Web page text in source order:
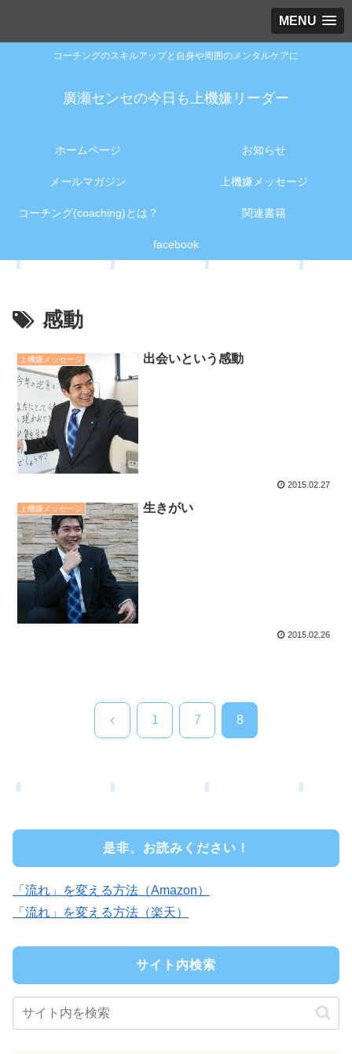
MENU
コーチングのスキルアップと自身や周囲のメンタルケアに
廣瀬センセの今日も上機嫌リーダー
ホームページ お知らせ
メールマガジン 上機嫌メッセージ
コーチング(coaching)とは？ 関連書籍
facebook
感動
上機嫌メッセージ 出会いという感動
2015.02.27
上機嫌メッセージ 生きがい
2015.02.26
前 1 7 8
是非、お読みください！
「流れ」を変える方法（Amazon）
「流れ」を変える方法（楽天）
サイト内検索